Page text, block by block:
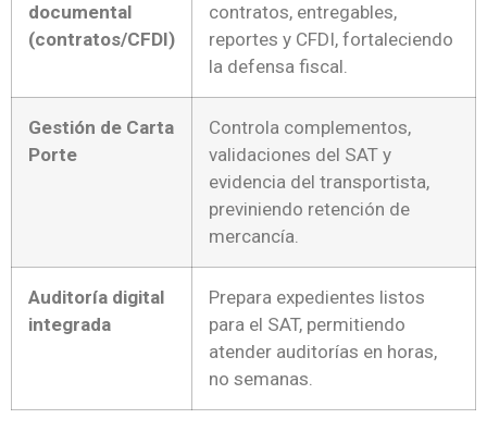
documental
(contratos/CFDI)
contratos, entregables,
reportes y CFDI, fortaleciendo
la defensa fiscal.
Gestión de Carta
Porte
Controla complementos,
validaciones del SAT y
evidencia del transportista,
previniendo retención de
mercancía.
Auditoría digital
integrada
Prepara expedientes listos
para el SAT, permitiendo
atender auditorías en horas,
no semanas.